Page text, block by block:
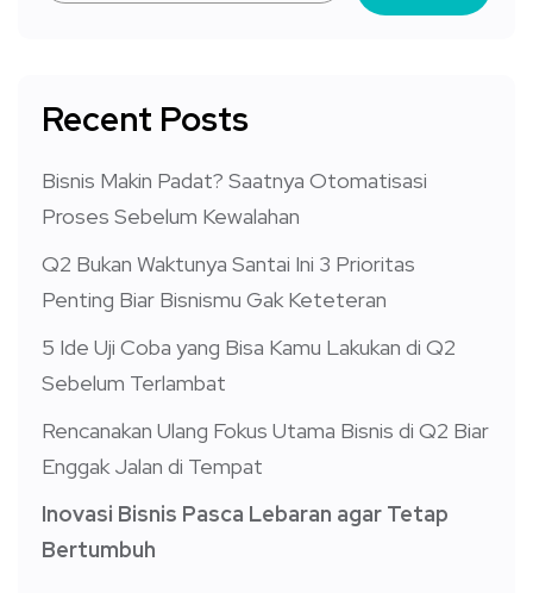
Recent Posts
Bisnis Makin Padat? Saatnya Otomatisasi
Proses Sebelum Kewalahan
Q2 Bukan Waktunya Santai Ini 3 Prioritas
Penting Biar Bisnismu Gak Keteteran
5 Ide Uji Coba yang Bisa Kamu Lakukan di Q2
Sebelum Terlambat
Rencanakan Ulang Fokus Utama Bisnis di Q2 Biar
Enggak Jalan di Tempat
Inovasi Bisnis Pasca Lebaran agar Tetap
Bertumbuh